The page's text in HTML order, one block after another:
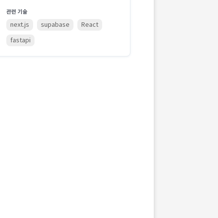
관련 기술
next.js supabase
React
fastapi